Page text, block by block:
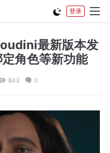
登录
最新版本发
角色等新功能
843 0